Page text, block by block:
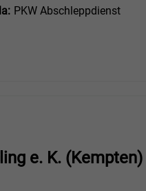
PKW Abschleppdienst
e. K. (Kempten)